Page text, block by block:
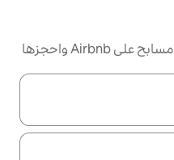
عن طريق اللمس أو السحب.